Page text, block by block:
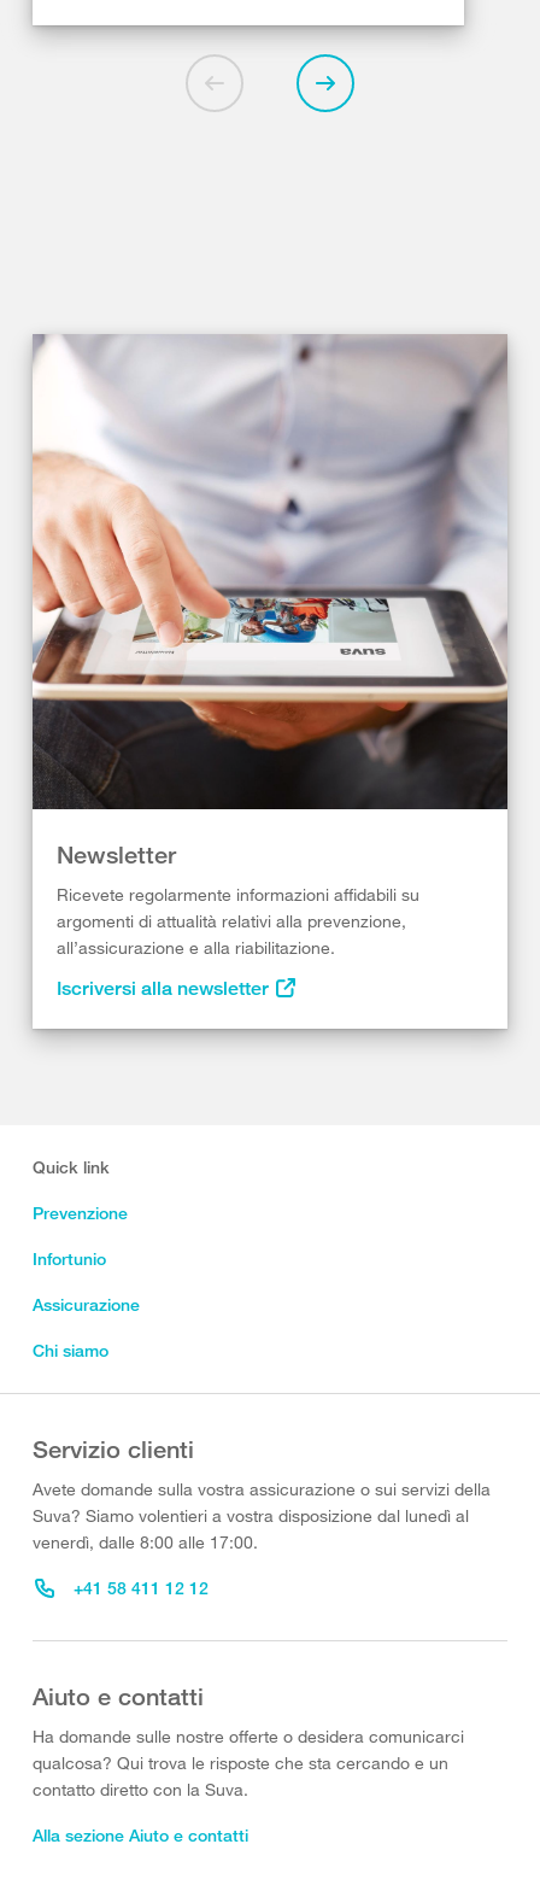
Newsletter
Ricevete regolarmente informazioni affidabili su
argomenti di attualità relativi alla prevenzione,
all’assicurazione e alla riabilitazione.
Iscriversi alla newsletter
Quick link
Prevenzione
Infortunio
Assicurazione
Chi siamo
Servizio clienti
Avete domande sulla vostra assicurazione o sui servizi della
Suva? Siamo volentieri a vostra disposizione dal lunedì al
venerdì, dalle 8:00 alle 17:00.
+41 58 411 12 12
Aiuto e contatti
Ha domande sulle nostre offerte o desidera comunicarci
qualcosa? Qui trova le risposte che sta cercando e un
contatto diretto con la Suva.
Alla sezione Aiuto e contatti